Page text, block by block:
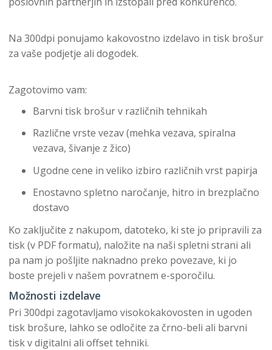
Na 300dpi ponujamo kakovostno izdelavo in tisk brošur
za vaše podjetje ali dogodek.
Zagotovimo vam:
Barvni tisk brošur v različnih tehnikah
Različne vrste vezav (mehka vezava, spiralna
vezava, šivanje z žico)
Ugodne cene in veliko izbiro različnih vrst papirja
Enostavno spletno naročanje, hitro in brezplačno
dostavo
Ko zaključite z nakupom, datoteko, ki ste jo pripravili za
tisk (v PDF formatu), naložite na naši spletni strani ali
pa nam jo pošljite naknadno preko povezave, ki jo
boste prejeli v našem povratnem e-sporočilu.
Možnosti izdelave
Pri 300dpi zagotavljamo visokokakovosten in ugoden
tisk brošure, lahko se odločite za črno-beli ali barvni
tisk v digitalni ali offset tehniki.